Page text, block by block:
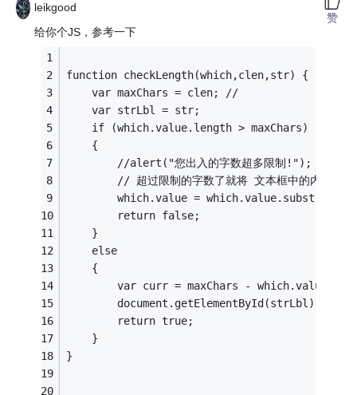
leikgood
给你个JS，参考一下
function checkLength(which,clen,str) {
    var maxChars = clen; //
    var strLbl = str;
    if (which.value.length > maxChars)
    {
        //alert("您出入的字数超多限制!");
// 超过限制的字数了就将 文本框中的内容按规
which.value =
        return false;
    }
    else
    {
var curr = maxChars -
        return true;
    }
}
赞